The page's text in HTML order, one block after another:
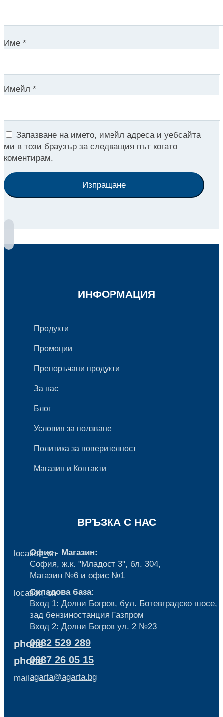
Име *
Имейл *
Запазване на името, имейл адреса и уебсайта
ми в този браузър за следващия път когато
коментирам.
Изпращане
ИНФОРМАЦИЯ
Продукти
Промоции
Препоръчани продукти
За нас
Блог
Условия за ползване
Политика за поверителност
Магазин и Контакти
ВРЪЗКА С НАС
location_on
Офис - Магазин:
София, ж.к. "Младост 3", бл. 304,
Mагазин №6 и офис №1
location_on
Складова база:
Вход 1: Долни Богров, бул. Ботевградско шосе,
зад бензиностанция Газпром
Вход 2: Долни Богров ул. 2 №23
phone0882 529 289
phone0887 26 05 15
mailagarta@agarta.bg